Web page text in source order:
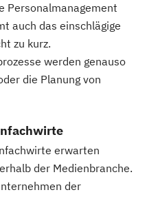
Personalmanagement
auch das einschlägige
zu kurz.
werden genauso
die Planung von
erwarten
der Medienbranche.
der